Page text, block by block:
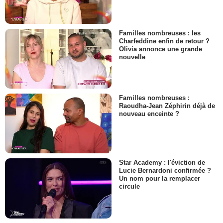
Familles nombreuses : les
Charfeddine enfin de retour ?
Olivia annonce une grande
nouvelle
Familles nombreuses :
Raoudha-Jean Zéphirin déjà de
nouveau enceinte ?
Star Academy : l'éviction de
Lucie Bernardoni confirmée ?
Un nom pour la remplacer
circule